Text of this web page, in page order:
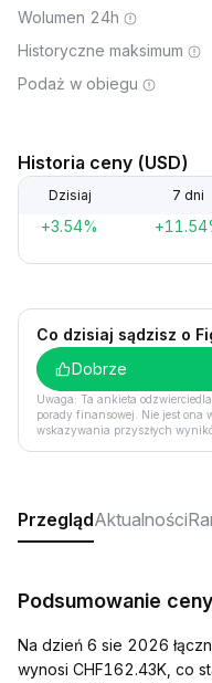
Wolumen 24h
Historyczne maksimum
Podaż w obiegu
Historia ceny (USD)
Dzisiaj 7 dni
+3.54%
Co dzisiaj sądzisz o
Dobrze
Uwaga: Ta ankieta
porady finansowej. Nie jest ona
wskazywania przyszłych
PrzeglądAktualności
Podsumowanie
Na dzień 6 sie 2026
wynosi CHF162.43K, co